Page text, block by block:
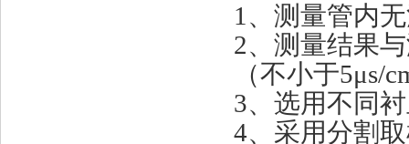
1、测量管内
2、测量结果
（不小于5μs/
3、选用不同
4、采用分割